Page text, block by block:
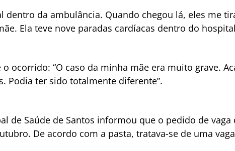
dentro da ambulância. Quando chegou lá, eles me
Ela teve nove paradas cardíacas dentro do
ocorrido: “O caso da minha mãe era muito grave.
Podia ter sido totalmente diferente”.
de Saúde de Santos informou que o pedido de vaga
De acordo com a pasta, tratava-se de uma